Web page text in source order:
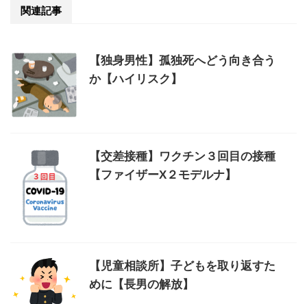
関連記事
【独身男性】孤独死へどう向き合う
か【ハイリスク】
【交差接種】ワクチン３回目の接種
【ファイザーX２モデルナ】
【児童相談所】子どもを取り返すた
めに【長男の解放】